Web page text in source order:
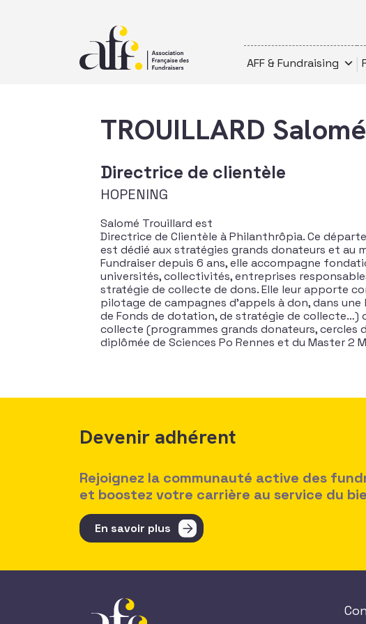
AFF & Fundraising
TROUILLARD Salomé
Directrice de clientèle
HOPENING
Salomé Trouillard est
Directrice de Clientèle à Philanthrôpia. Ce
est dédié aux stratégies grands donateurs et au
Fundraiser depuis 6 ans, elle accompagne
universités, collectivités, entreprises
stratégie de collecte de dons. Elle leur apporte
pilotage de campagnes d’appels à don, dans
de Fonds de dotation, de stratégie de collecte…)
collecte (programmes grands donateurs, cercles
diplômée de Sciences Po Rennes et du Master 2
Devenir adhérent
Rejoignez la communauté active des
et boostez votre carrière au service du
En savoir plus